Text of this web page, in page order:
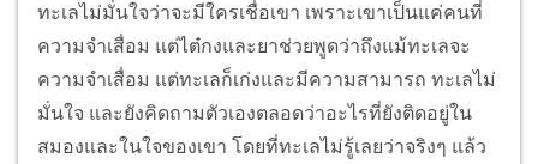
ทะเลไม่มั่นใจว่าจะมีใครเชื่อเขา เพราะเขาเป็นแค่คนที่
ความจำเสื่อม แต่ไต๋กงและยาช่วยพูดว่าถึงแม้ทะเลจะ
ความจำเสื่อม แต่ทะเลก็เก่งและมีความสามารถ ทะเลไม่
มั่นใจ และยังคิดถามตัวเองตลอดว่าอะไรที่ยังติดอยู่ใน
สมองและในใจของเขา โดยที่ทะเลไม่รู้เลยว่าจริงๆ แล้ว